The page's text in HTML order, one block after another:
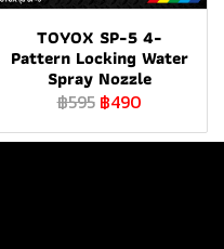
TOYOX SP-5 4-
Pattern Locking Water
Spray Nozzle
฿595 ฿490